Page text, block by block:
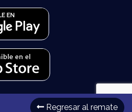
Regresar al remate